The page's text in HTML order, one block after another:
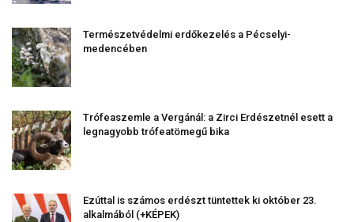
Természetvédelmi erdőkezelés a Pécselyi-
medencében
Trófeaszemle a Vergánál: a Zirci Erdészetnél esett a
legnagyobb trófeatömegű bika
Ezúttal is számos erdészt tüntettek ki október 23.
alkalmából (+KÉPEK)